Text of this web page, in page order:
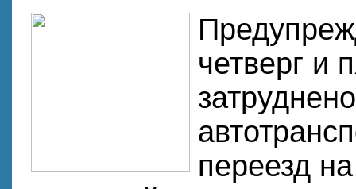
четверг и
переезд